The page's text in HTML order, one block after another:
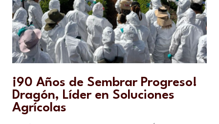
¡90 Años de Sembrar Progreso!
Dragón, Líder en Soluciones
Agrícolas